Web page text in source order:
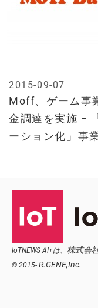
Moff、ゲーム事
金調達を実施 −
ーション化」事
2015-09-07
IoTNEWS AI+は、 株式会
© 2015- R.GENE,Inc.